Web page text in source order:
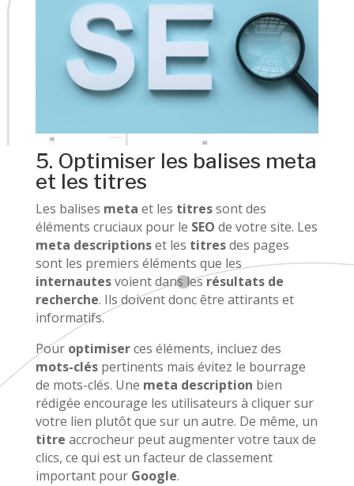
5. Optimiser les balises meta
et les titres
Les balises meta et les titressont des
éléments cruciaux pour le SEO de votre site. Les
meta descriptionset les titresdes pages
sont les premiers éléments que les
internautesvoient dans lesrésultats de
recherche. Ils doivent donc être attirants et
informatifs.
Pour optimiserces éléments, incluez des
mots-cléspertinents mais évitez le bourrage
de mots-clés. Une meta description bien
rédigée encourage les utilisateurs à cliquer sur
votre lien plutôt que sur un autre. De même, un
titre accrocheur peut augmenter votre taux de
clics, ce qui est un facteur de classement
important pour Google.